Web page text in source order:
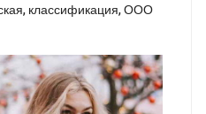
классификация, ООО